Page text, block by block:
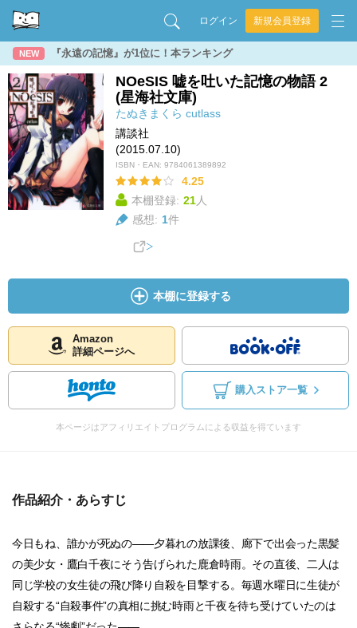
ログイン 新規会員登録
NEW 『永遠の記憶』が1位に！本ランキング
NOeSIS 嘘を吐いた記憶の物語 2
(星海社文庫)
たぬきまくら cutlass
講談社
(2015.07.10)
ISBN・EAN: 9784061389892
4.25
本棚登録: 21人
感想: 1件
本棚に登録する
Amazon
詳細ページへ
購入ストア一覧
本ページはアフィリエイトプログラムによる収益を得ています
作品紹介・あらすじ
今日もね、誰かが死ぬの――夕暮れの放課後、廊下で出会った黒髪
の美少女・鷹白千夜にそう告げられた鹿倉時雨。その直後、二人は
同じ学校の女生徒の飛び降り自殺を目撃する。毎週水曜日に生徒が
自殺する“自殺事件”の真相に挑む時雨と千夜を待ち受けていたのは